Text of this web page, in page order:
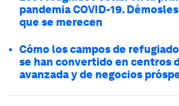
pandemia COVID-19.
que se merecen
Cómo los campos de
se han convertido en centros
avanzada y de negocios